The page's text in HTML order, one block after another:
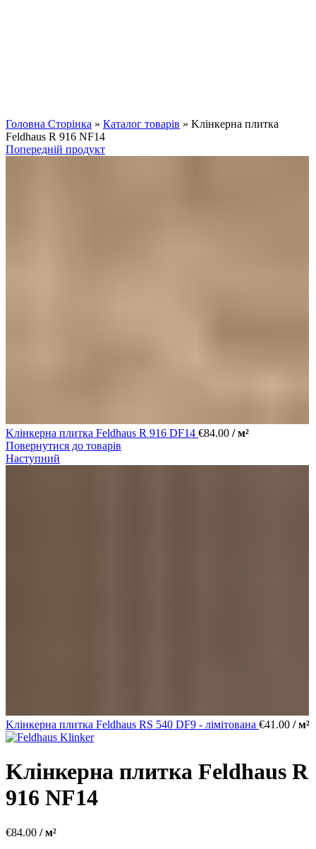
Головна Сторінка » Каталог товарів » Kлінкерна плитка
Feldhaus R 916 NF14
Попередній продукт
Kлінкерна плитка Feldhaus R 916 DF14 €84.00 / м²
Повернутися до товарів
Наступний
Kлінкерна плитка Feldhaus RS 540 DF9 - лімітована €41.00 / м²
Kлінкерна плитка Feldhaus R
916 NF14
€84.00 / м²